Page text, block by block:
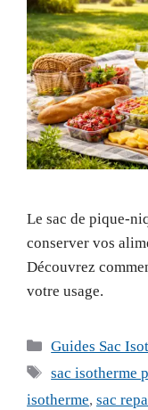
Le sac de pique-
conserver vos
Découvrez
votre usage.
Catégories
Guides Sac
Étiquettes
sac isotherme
isotherme, sac